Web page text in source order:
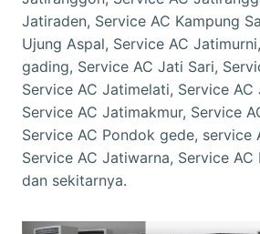
Jatiraden, Service AC Kampung
Ujung Aspal, Service AC
gading, Service AC Jati Sari,
Service AC Jatimelati, Service AC
Service AC Jatimakmur, Service
Service AC Pondok gede, service
Service AC Jatiwarna, Service
dan sekitarnya.